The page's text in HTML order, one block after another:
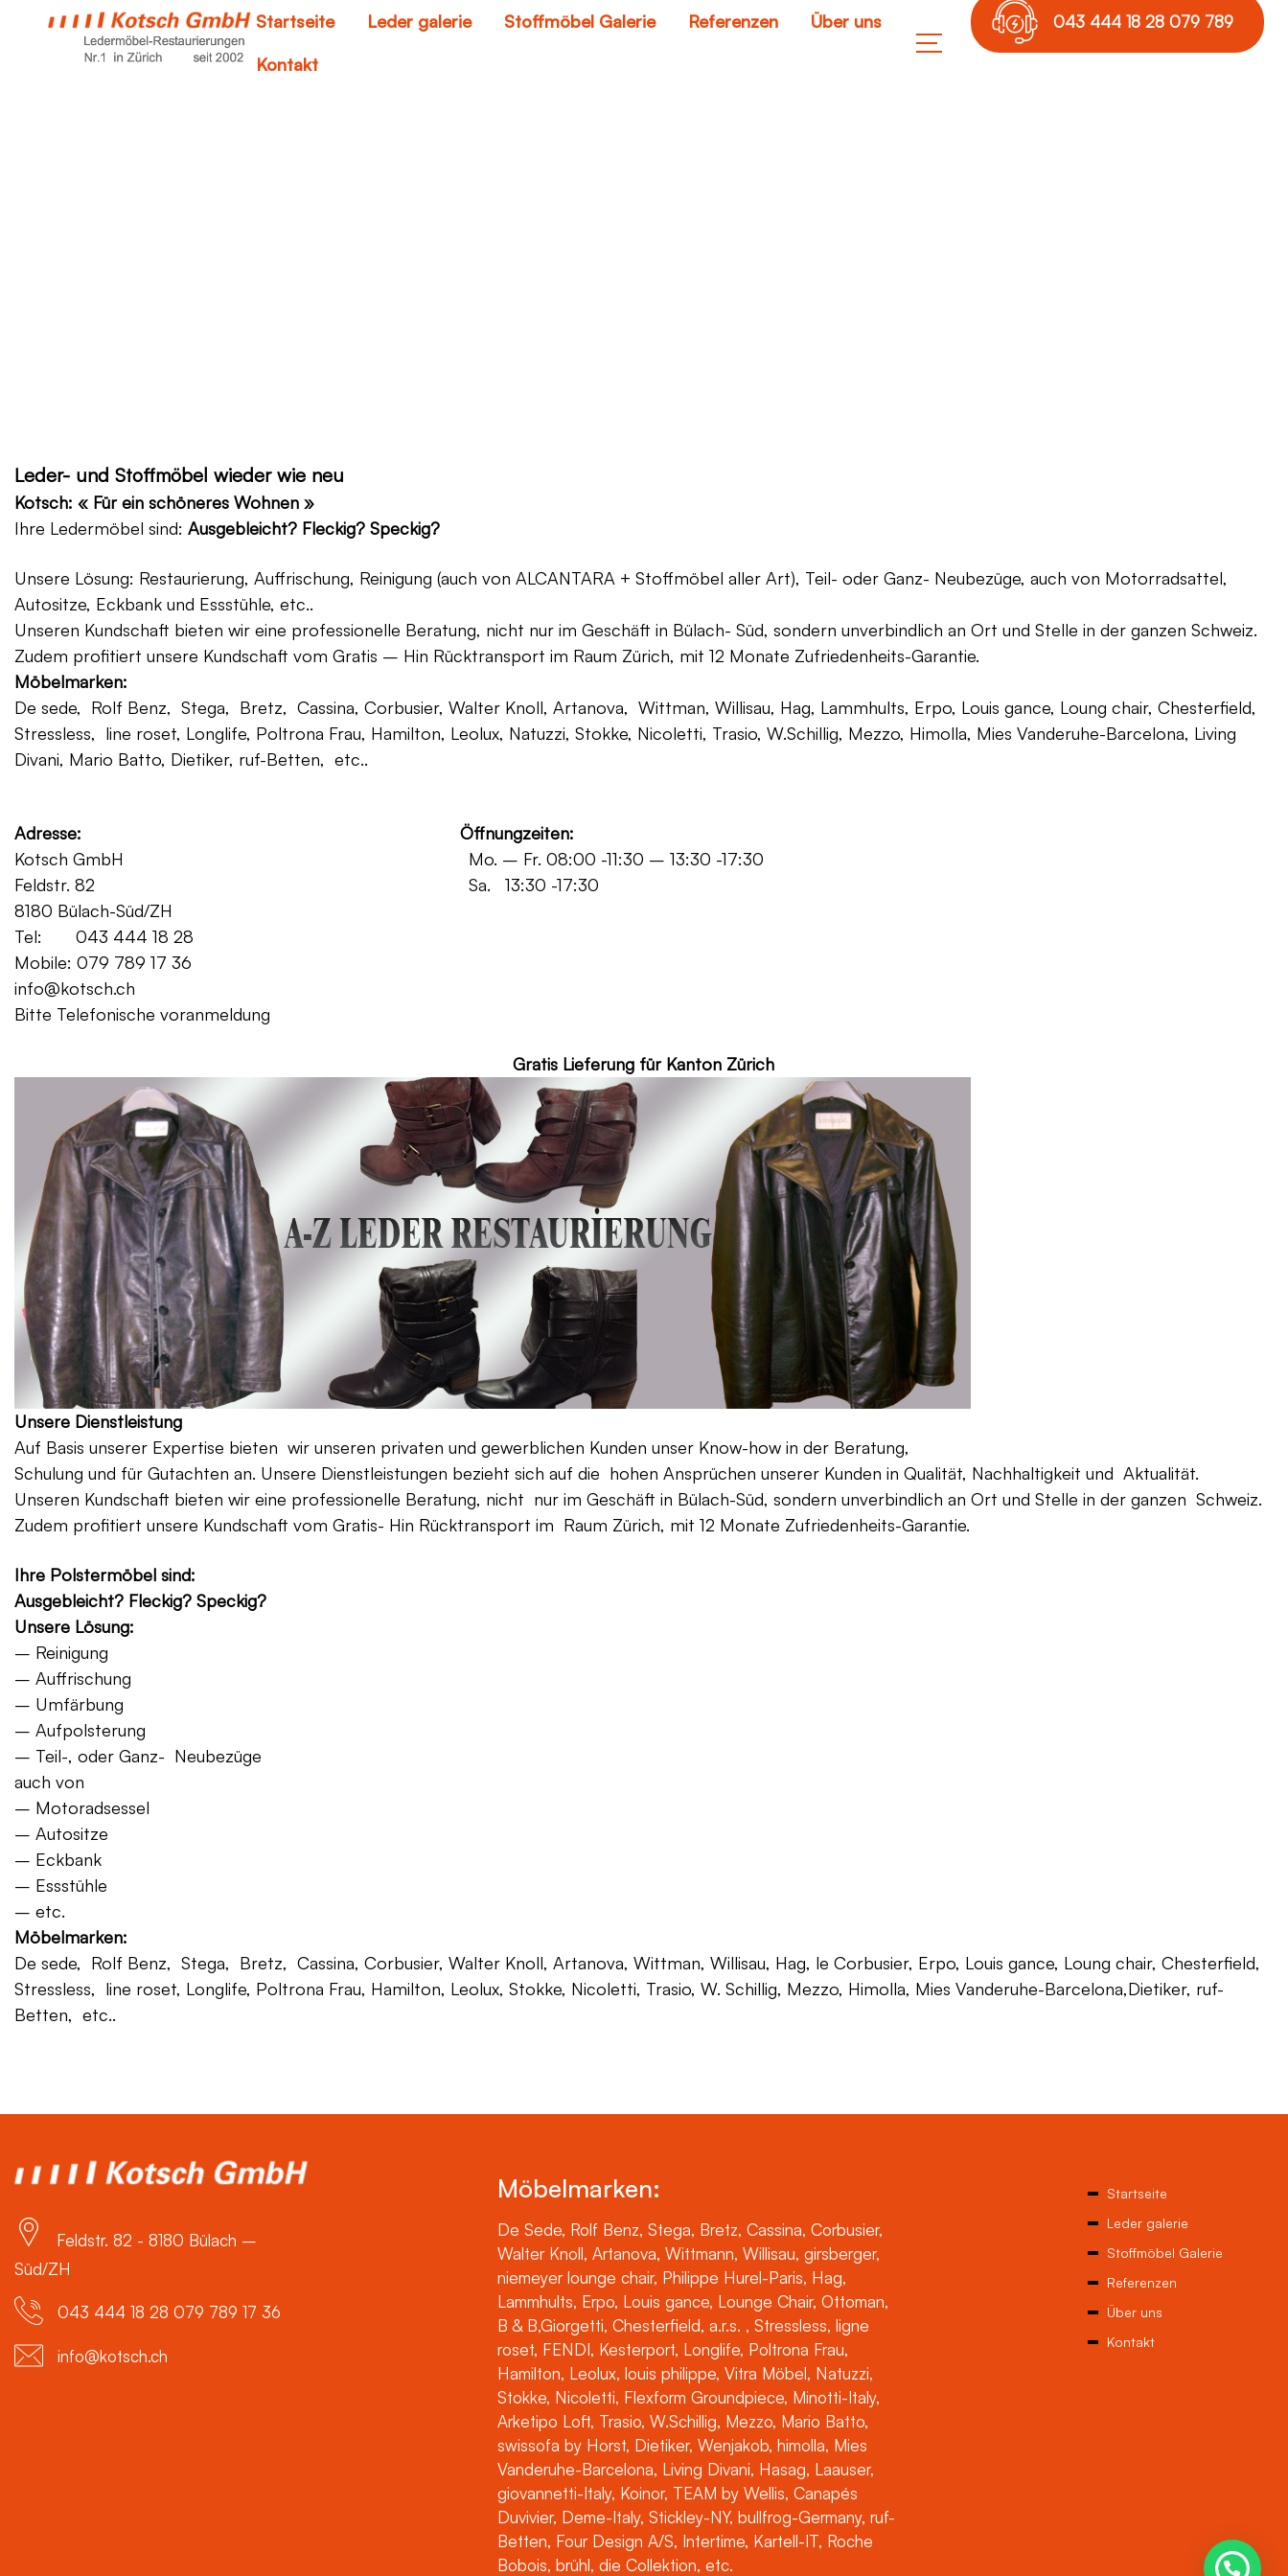
Startseite Leder galerie Stoffmöbel Galerie Referenzen Über uns
Kontakt
043 444 18 28 079 789
Leder- und Stoffmöbel wieder wie neu
Kotsch: « Für ein schöneres Wohnen »
Ihre Ledermöbel sind: Ausgebleicht? Fleckig? Speckig?
Unsere Lösung: Restaurierung, Auffrischung, Reinigung (auch von ALCANTARA + Stoffmöbel aller Art), Teil- oder Ganz- Neubezüge, auch von Motorradsattel,
Autositze, Eckbank und Essstühle, etc..
Unseren Kundschaft bieten wir eine professionelle Beratung, nicht nur im Geschäft in Bülach- Süd, sondern unverbindlich an Ort und Stelle in der ganzen Schweiz.
Zudem profitiert unsere Kundschaft vom Gratis – Hin Rücktransport im Raum Zürich, mit 12 Monate Zufriedenheits-Garantie.
Möbelmarken:
De sede, Rolf Benz, Stega, Bretz, Cassina, Corbusier, Walter Knoll, Artanova, Wittman, Willisau, Hag, Lammhults, Erpo, Louis gance, Loung chair, Chesterfield,
Stressless, line roset, Longlife, Poltrona Frau, Hamilton, Leolux, Natuzzi, Stokke, Nicoletti, Trasio, W.Schillig, Mezzo, Himolla, Mies Vanderuhe-Barcelona, Living
Divani, Mario Batto, Dietiker, ruf-Betten, etc..
Adresse:
Öffnungzeiten:
Kotsch GmbH Mo. – Fr. 08:00 -11:30 – 13:30 -17:30
Feldstr. 82 Sa. 13:30 -17:30
8180 Bülach-Süd/ZH
Tel: 043 444 18 28
Mobile: 079 789 17 36
info@kotsch.ch
Bitte Telefonische voranmeldung
Gratis Lieferung für Kanton Zürich
Unsere Dienstleistung
Auf Basis unserer Expertise bieten wir unseren privaten und gewerblichen Kunden unser Know-how in der Beratung,
Schulung und für Gutachten an. Unsere Dienstleistungen bezieht sich auf die hohen Ansprüchen unserer Kunden in Qualität, Nachhaltigkeit und Aktualität.
Unseren Kundschaft bieten wir eine professionelle Beratung, nicht nur im Geschäft in Bülach-Süd, sondern unverbindlich an Ort und Stelle in der ganzen Schweiz.
Zudem profitiert unsere Kundschaft vom Gratis- Hin Rücktransport im Raum Zürich, mit 12 Monate Zufriedenheits-Garantie.
Ihre Polstermöbel sind:
Ausgebleicht? Fleckig? Speckig?
Unsere Lösung:
– Reinigung
– Auffrischung
– Umfärbung
– Aufpolsterung
– Teil-, oder Ganz- Neubezüge
auch von
– Motoradsessel
– Autositze
– Eckbank
– Essstühle
– etc.
Möbelmarken:
De sede, Rolf Benz, Stega, Bretz, Cassina, Corbusier, Walter Knoll, Artanova, Wittman, Willisau, Hag, le Corbusier, Erpo, Louis gance, Loung chair, Chesterfield,
Stressless, line roset, Longlife, Poltrona Frau, Hamilton, Leolux, Stokke, Nicoletti, Trasio, W. Schillig, Mezzo, Himolla, Mies Vanderuhe-Barcelona,Dietiker, ruf-
Betten, etc..
Feldstr. 82 - 8180 Bülach –
Süd/ZH
043 444 18 28 079 789 17 36
info@kotsch.ch
Möbelmarken:
De Sede, Rolf Benz, Stega, Bretz, Cassina, Corbusier,
Walter Knoll, Artanova, Wittmann, Willisau, girsberger,
niemeyer lounge chair, Philippe Hurel-Paris, Hag,
Lammhults, Erpo, Louis gance, Lounge Chair, Ottoman,
B & B,Giorgetti, Chesterfield, a.r.s. , Stressless, ligne
roset, FENDI, Kesterport, Longlife, Poltrona Frau,
Hamilton, Leolux, louis philippe, Vitra Möbel, Natuzzi,
Stokke, Nicoletti, Flexform Groundpiece, Minotti-Italy,
Arketipo Loft, Trasio, W.Schillig, Mezzo, Mario Batto,
swissofa by Horst, Dietiker, Wenjakob, himolla, Mies
Vanderuhe-Barcelona, Living Divani, Hasag, Laauser,
giovannetti-Italy, Koinor, TEAM by Wellis, Canapés
Duvivier, Deme-Italy, Stickley-NY, bullfrog-Germany, ruf-
Betten, Four Design A/S, Intertime, Kartell-IT, Roche
Bobois, brühl, die Collektion, etc.
Startseite
Leder galerie
Stoffmöbel Galerie
Referenzen
Über uns
Kontakt